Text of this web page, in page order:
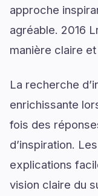
approche
agréable. 2016
manière claire
La recherche
enrichissante
fois des
d’inspiration.
explications
vision claire du